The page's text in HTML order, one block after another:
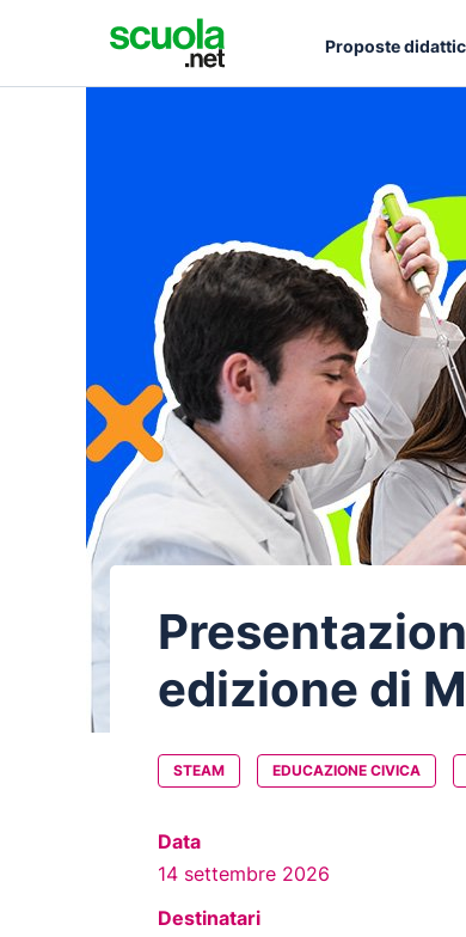
Proposte
edizione di
STEAM EDUCAZIONE CIVICA
Data
14 settembre 2026
Destinatari